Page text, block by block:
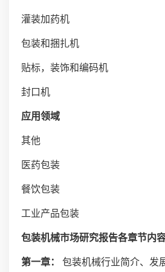
灌装加药机
包装和捆扎机
贴标，装饰和编码机
封口机
应用领域
其他
医药包装
餐饮包装
工业产品包装
包装机械市场研究报告各章节内容
第一章：
包装机械行业简介、发